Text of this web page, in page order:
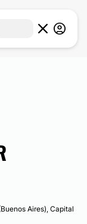
Aires), Capital